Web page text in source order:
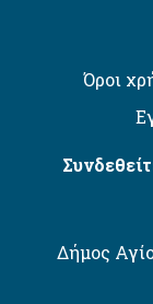
Όροι
Δήμος